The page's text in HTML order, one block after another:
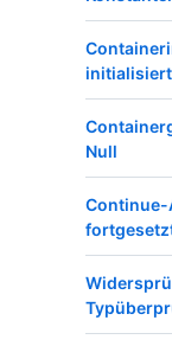
initialisiert
Null
Continue-